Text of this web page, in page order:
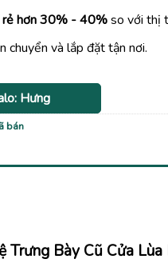
rẻ hơn 30% - 40%so với thị
chuyển và lắp đặt tận nơi.
Hưng
bán
Trưng Bày Cũ Cửa Lùa